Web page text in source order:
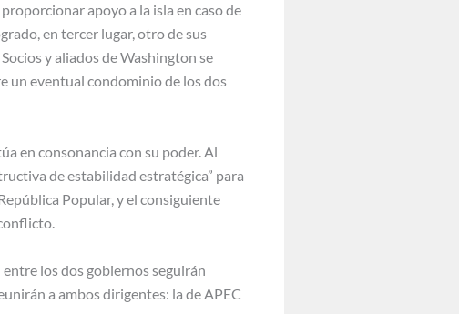
apoyo a la isla en caso de
en tercer lugar, otro de sus
y aliados de Washington se
un eventual condominio de los dos
en consonancia con su poder. Al
de estabilidad estratégica” para
Popular, y el consiguiente
los dos gobiernos seguirán
a ambos dirigentes: la de APEC